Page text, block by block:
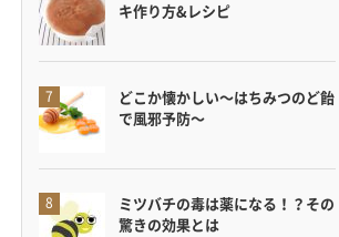
キ作り方&レシピ
どこか懐かしい〜はちみつのど飴
で風邪予防〜
ミツバチの毒は薬になる！？その
驚きの効果とは